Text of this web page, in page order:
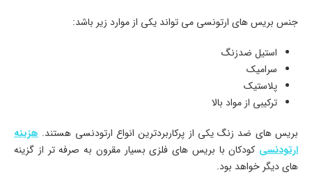
جنس بریس های ارتونسی می تواند یکی از موارد زیر باشد:
استیل ضدزنگ
سرامیک
پلاستیک
ترکیبی از مواد بالا
بریس های ضد زنگ یکی از پرکاربردترین انواع ارتودنسی هستند. هزینه
ارتودنسی کودکان با بریس های فلزی بسیار مقرون به صرفه تر از گزینه
های دیگر خواهد بود.